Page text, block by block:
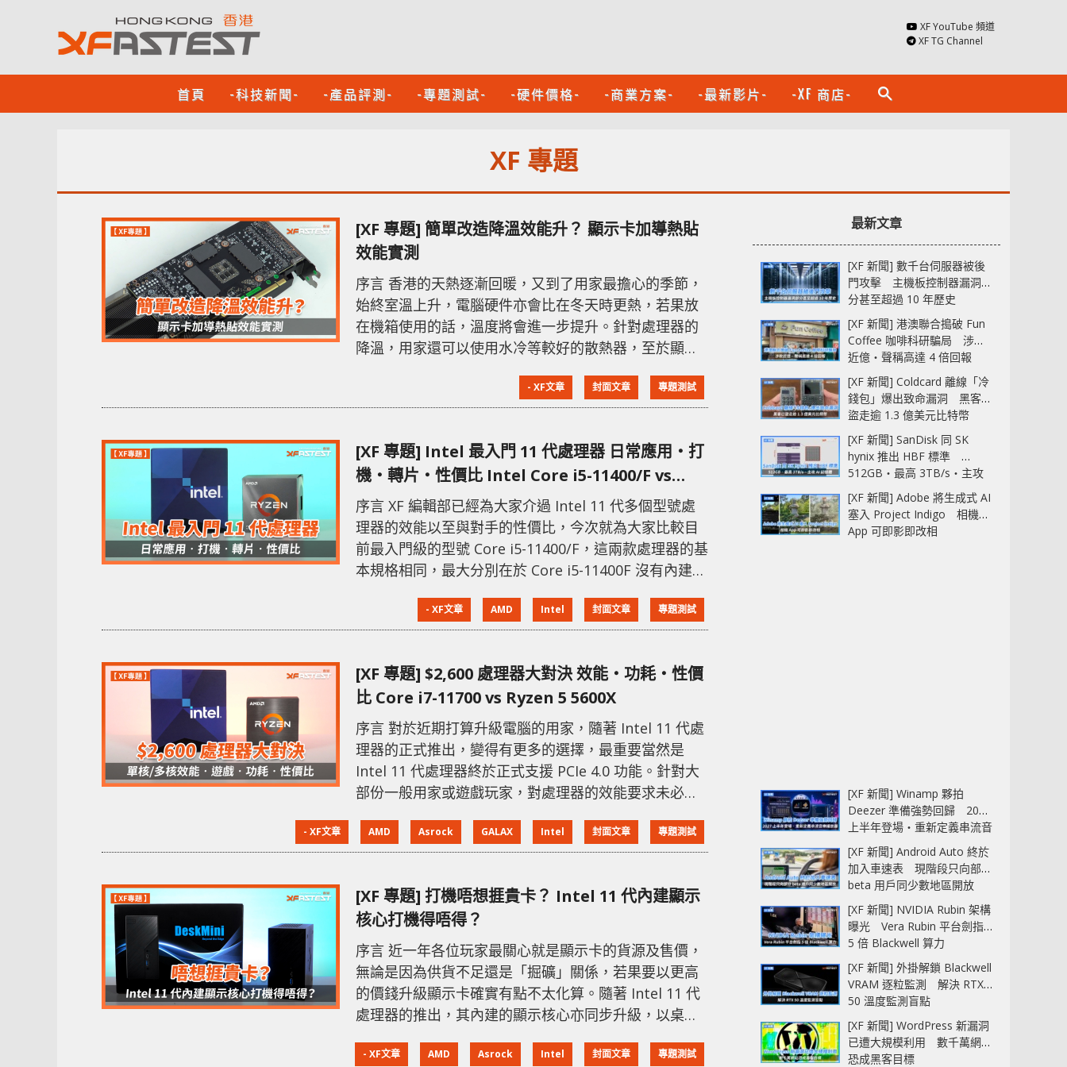
XF YouTube 頻道
XF TG Channel
首頁 -科技新聞- -產品評測- -專題測試- -硬件價格- -商業方案- -最新影片- -XF 商店- search
XF 專題
[XF 專題] 簡單改造降溫效能升？ 顯示卡加導熱貼
效能實測
序言 香港的天熱逐漸回暖，又到了用家最擔心的季節，
始終室溫上升，電腦硬件亦會比在冬天時更熱，若果放
在機箱使用的話，溫度將會進一步提升。針對處理器的
降溫，用家還可以使用水冷等較好的散熱器，至於顯示
的轉速提升，又會產生噪音問題。近日就有外國用家表
示，只要在顯示卡背板與 PCB 中間加上導熱貼，即可達
試，是否真的可以達到降溫效果並且提升效能。 加定
唔加？點加先至啱？ 現
- XF文章 封面文章 專題測試
[XF 專題] Intel 最入門 11 代處理器 日常應用‧打
機‧轉片‧性價比 Intel Core i5-11400/F vs
AMD Ryzen 5 3600
序言 XF 編輯部已經為大家介過 Intel 11 代多個型號處
理器的效能以至與對手的性價比，今次就為大家比較目
前最入門級的型號 Core i5-11400/F，這兩款處理器的基
本規格相同，最大分別在於 Core i5-11400F 沒有內建顯
Graphics 730，用作比較的 AMD 處理器，以相對售價
來說，今次就選擇了 AMD Ryzen 5 3600，同樣是沒有
- XF文章 AMD Intel 封面文章 專題測試
[XF 專題] $2,600 處理器大對決 效能‧功耗‧性價
比 Core i7-11700 vs Ryzen 5 5600X
序言 對於近期打算升級電腦的用家，隨著 Intel 11 代處
理器的正式推出，變得有更多的選擇，最重要當然是
Intel 11 代處理器終於正式支援 PCIe 4.0 功能。針對大
部份一般用家或遊戲玩家，對處理器的效能要求未必會
夠，因此選擇時都會以大約 HKD$2,500 左右的處理器為
主。今次 XF 編輯部就以 Intel 最新 Core i7-11700 與
性價比，去比較究竟
- XF文章 AMD Asrock GALAX Intel 封面文章 專題測試
[XF 專題] 打機唔想捱貴卡？ Intel 11 代內建顯示
核心打機得唔得？
序言 近一年各位玩家最關心就是顯示卡的貨源及售價，
無論是因為供貨不足還是「掘礦」關係，若果要以更高
的價錢升級顯示卡確實有點不太化算。隨著 Intel 11 代
處理器的推出，其內建的顯示核心亦同步升級，以桌面
夠用來打機？而其他應用方面如圖像編輯效能又是否足
- XF文章 AMD Asrock Intel 封面文章 專題測試
最新文章
[XF 新聞] 數千台伺服器被後
門攻擊 主機板控制器漏洞部
分甚至超過 10 年歷史
[XF 新聞] 港澳聯合搗破 Fun
Coffee 咖啡科研騙局 涉款
近億‧聲稱高達 4 倍回報
[XF 新聞] Coldcard 離線「冷
錢包」爆出致命漏洞 黑客已
盜走逾 1.3 億美元比特幣
[XF 新聞] SanDisk 同 SK
hynix 推出 HBF 標準
512GB‧最高 3TB/s‧主攻
AI 記憶體
[XF 新聞] Adobe 將生成式 AI
塞入 Project Indigo 相機
App 可即影即改相
[XF 新聞] Winamp 夥拍
Deezer 準備強勢回歸 2027
上半年登場‧重新定義串流音
樂播放器
[XF 新聞] Android Auto 終於
加入車速表 現階段只向部分
beta 用戶同少數地區開放
[XF 新聞] NVIDIA Rubin 架構
曝光 Vera Rubin 平台劍指
5 倍 Blackwell 算力
[XF 新聞] 外掛解鎖 Blackwell
VRAM 逐粒監測 解決 RTX
50 溫度監測盲點
[XF 新聞] WordPress 新漏洞
已遭大規模利用 數千萬網站
恐成黑客目標